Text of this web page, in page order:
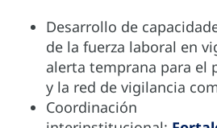
Desarrollo de
de la fuerza laboral en
alerta temprana para el
y la red de vigilancia
Coordinación